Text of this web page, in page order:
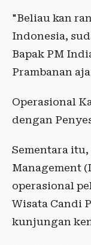
"Beliau kan
Indonesia,
Bapak PM
Prambanan
Operasional
dengan
Sementara
Management
operasional
Wisata Candi
kunjungan